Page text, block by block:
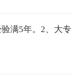
满5年。2、大专